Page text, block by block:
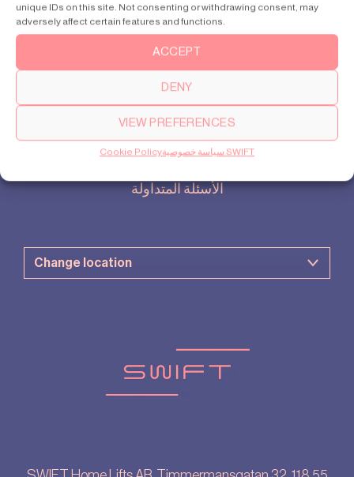
unique IDs on this site. Not consenting or withdrawing consent, may
adversely affect certain features and functions.
ACCEPT
DENY
VIEW PREFERENCES
Cookie Policy سياسة خصوصية SWIFT
hello@swiftlifts.com
+46 739 36 09 23
الدعم الفني
الأسئلة المتداولة